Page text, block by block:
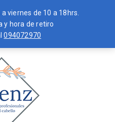
viernes de 10 a 18hrs.
y hora de retiro
094072970